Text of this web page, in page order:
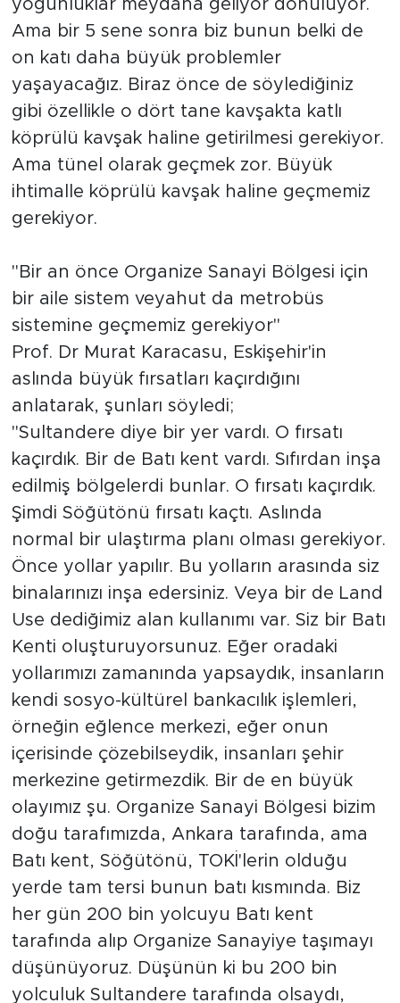
yoğunluklar meydana geliyor dönülüyor.
Ama bir 5 sene sonra biz bunun belki de
on katı daha büyük problemler
yaşayacağız. Biraz önce de söylediğiniz
gibi özellikle o dört tane kavşakta katlı
köprülü kavşak haline getirilmesi gerekiyor.
Ama tünel olarak geçmek zor. Büyük
ihtimalle köprülü kavşak haline geçmemiz
gerekiyor.
"Bir an önce Organize Sanayi Bölgesi için
bir aile sistem veyahut da metrobüs
sistemine geçmemiz gerekiyor"
Prof. Dr Murat Karacasu, Eskişehir'in
aslında büyük fırsatları kaçırdığını
anlatarak, şunları söyledi;
"Sultandere diye bir yer vardı. O fırsatı
kaçırdık. Bir de Batı kent vardı. Sıfırdan inşa
edilmiş bölgelerdi bunlar. O fırsatı kaçırdık.
Şimdi Söğütönü fırsatı kaçtı. Aslında
normal bir ulaştırma planı olması gerekiyor.
Önce yollar yapılır. Bu yolların arasında siz
binalarınızı inşa edersiniz. Veya bir de Land
Use dediğimiz alan kullanımı var. Siz bir Batı
Kenti oluşturuyorsunuz. Eğer oradaki
yollarımızı zamanında yapsaydık, insanların
kendi sosyo-kültürel bankacılık işlemleri,
örneğin eğlence merkezi, eğer onun
içerisinde çözebilseydik, insanları şehir
merkezine getirmezdik. Bir de en büyük
olayımız şu. Organize Sanayi Bölgesi bizim
doğu tarafımızda, Ankara tarafında, ama
Batı kent, Söğütönü, TOKİ'lerin olduğu
yerde tam tersi bunun batı kısmında. Biz
her gün 200 bin yolcuyu Batı kent
tarafında alıp Organize Sanayiye taşımayı
düşünüyoruz. Düşünün ki bu 200 bin
yolculuk Sultandere tarafında olsaydı,